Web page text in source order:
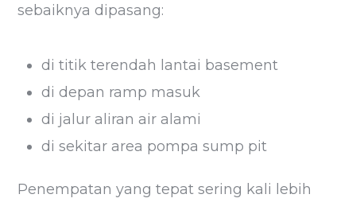
sebaiknya dipasang:
di titik terendah lantai basement
di depan ramp masuk
di jalur aliran air alami
di sekitar area pompa sump pit
Penempatan yang tepat sering kali lebih